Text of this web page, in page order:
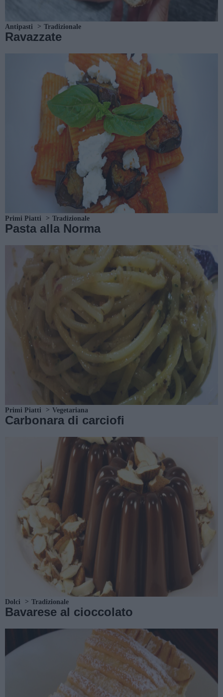
Antipasti Tradizionale
Ravazzate
Primi Piatti Tradizionale
Pasta alla Norma
Primi Piatti Vegetariana
Carbonara di carciofi
Dolci Tradizionale
Bavarese al cioccolato